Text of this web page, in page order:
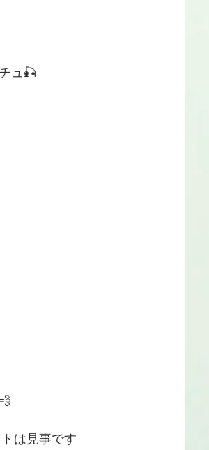
ュ🎣
は見事です